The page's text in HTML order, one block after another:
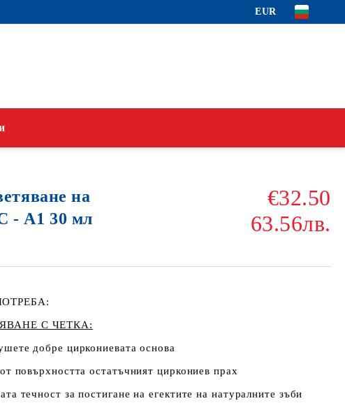
EUR
на
- А1 30 мл
€32.50
63.56лв.
С ЧЕТКА:
добре циркониевата основа
повърхността остатъчният циркониев прах
течност за постигане на егектите на натуралните зъби